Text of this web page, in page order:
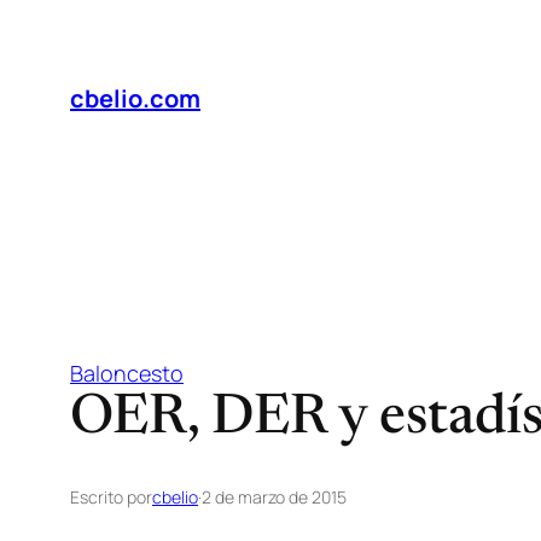
contenidocbelio.com
Baloncesto
OER, DER y
Escrito porcbelio·2 de marzo de 2015